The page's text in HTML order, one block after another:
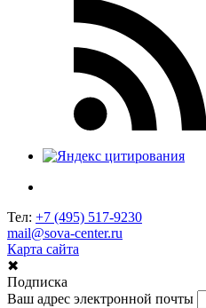
Тел: +7 (495) 517-9230
mail@sova-center.ru
Карта сайта
✖
Подписка
Ваш адрес электронной почты